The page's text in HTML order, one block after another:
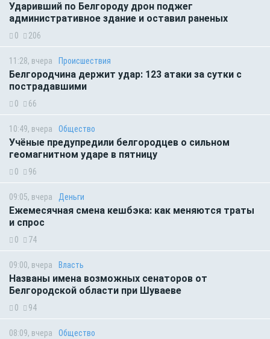
Ударивший по Белгороду дрон поджег
административное здание и оставил раненых
0 206
11:28, вчера Происшествия
Белгородчина держит удар: 123 атаки за сутки с
пострадавшими
0 66
10:49, вчера Общество
Учёные предупредили белгородцев о сильном
геомагнитном ударе в пятницу
0 96
09:05, вчера Деньги
Ежемесячная смена кешбэка: как меняются траты
и спрос
0 74
09:00, вчера Власть
Названы имена возможных сенаторов от
Белгородской области при Шуваеве
0 94
08:09, вчера Общество